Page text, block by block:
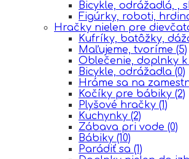
Bicykle, odrážadlá, ,
Figúrky, roboti,
Hračky nielen pre
Kufríky, batôžky,
Maľujeme, tvoríme (5)
Oblečenie, doplnky
Bicykle, odrážadla (0)
Hráme sa na
Kočíky pre bábiky (2)
Plyšové hračky (1)
Kuchynky (2)
Zábava pri vode (0)
Bábiky (10)
Parádiť sa (1)